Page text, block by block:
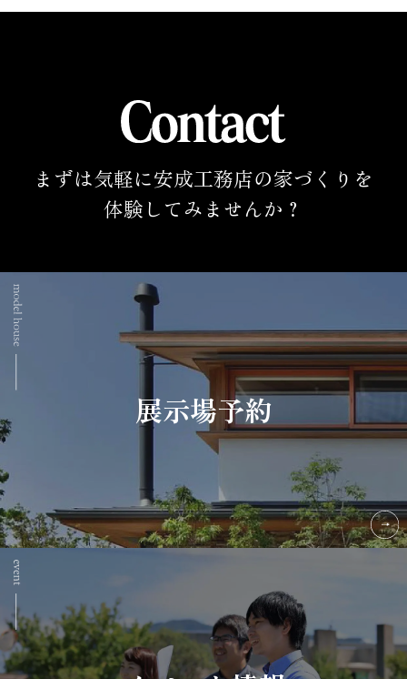
まずは気軽に安成工務店の家づくりを
体験してみませんか？
展示場予約